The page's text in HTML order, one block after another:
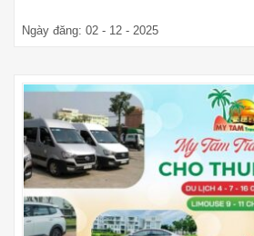
Ngày đăng: 02 - 12 - 2025